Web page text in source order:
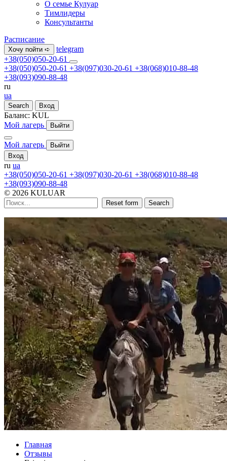
О семье Кулуар
Тимлидеры
Консультанты
Расписание
Хочу пойти ➪
telegram
+38(050)050-20-61
+38(050)050-20-61 +38(097)030-20-61 +38(068)010-88-48
+38(093)090-88-48
ru
ua
Search Вход
Баланс: KUL
Мой лагерь
Выйти
Мой лагерь
Выйти
Вход
ru ua
+38(050)050-20-61 +38(097)030-20-61 +38(068)010-88-48
+38(093)090-88-48
© 2026 KULUAR
Reset form Search
Главная
Отзывы